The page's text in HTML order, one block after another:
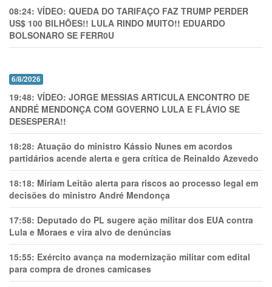
08:24: VÍDEO: QUEDA DO TARIFAÇO FAZ TRUMP PERDER
US$ 100 BILHÕES!! LULA RINDO MUITO!! EDUARDO
BOLSONARO SE FERR0U
6/8/2026
19:48: VÍDEO: JORGE MESSIAS ARTICULA ENCONTRO DE
ANDRÉ MENDONÇA COM GOVERNO LULA E FLÁVIO SE
DESESPERA!!
18:28: Atuação do ministro Kássio Nunes em acordos
partidários acende alerta e gera crítica de Reinaldo Azevedo
18:18: Míriam Leitão alerta para riscos ao processo legal em
decisões do ministro André Mendonça
17:58: Deputado do PL sugere ação militar dos EUA contra
Lula e Moraes e vira alvo de denúncias
15:55: Exército avança na modernização militar com edital
para compra de drones camicases